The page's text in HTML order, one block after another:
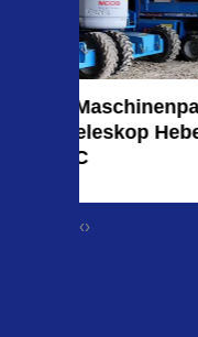
‹›